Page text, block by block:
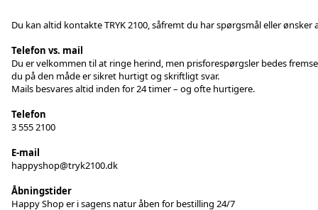
Du kan altid kontakte TRYK 2100, såfremt du har spørgsmål eller ønsker
Telefon vs. mail
Du er velkommen til at ringe herind, men prisforespørgsler bedes
du på den måde er sikret hurtigt og skriftligt svar.
Mails besvares altid inden for 24 timer – og ofte hurtigere.
Telefon
3 555 2100
E-mail
happyshop@tryk2100.dk
Åbningstider
Happy Shop er i sagens natur åben for bestilling 24/7